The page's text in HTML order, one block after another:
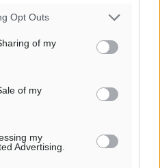
Opt Outs
of my
of my
my
Advertising.